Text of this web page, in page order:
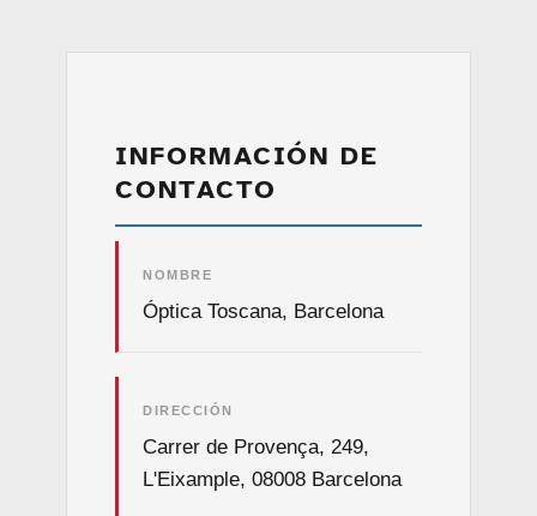
INFORMACIÓN DE
CONTACTO
NOMBRE
Óptica Toscana, Barcelona
DIRECCIÓN
Carrer de Provença, 249,
L'Eixample, 08008 Barcelona